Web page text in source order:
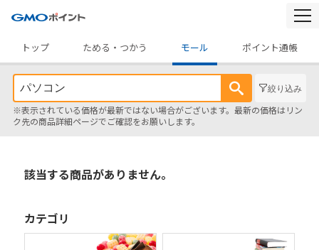
トップ
ためる・つかう モール ポイント通帳
絞り込み
※表示されている価格が最新ではない場合がございます。最新の価格はリン
ク先の商品詳細ページでご確認をお願いします。
該当する商品がありません。
カテゴリ